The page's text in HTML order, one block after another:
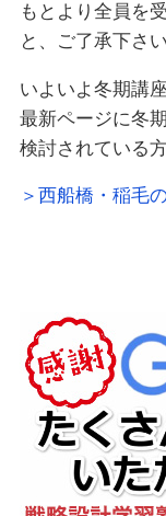
もとより全員を
と、ご了承下さい
いよいよ冬期講
最新ページに冬
検討されている
＞西船橋・稲毛